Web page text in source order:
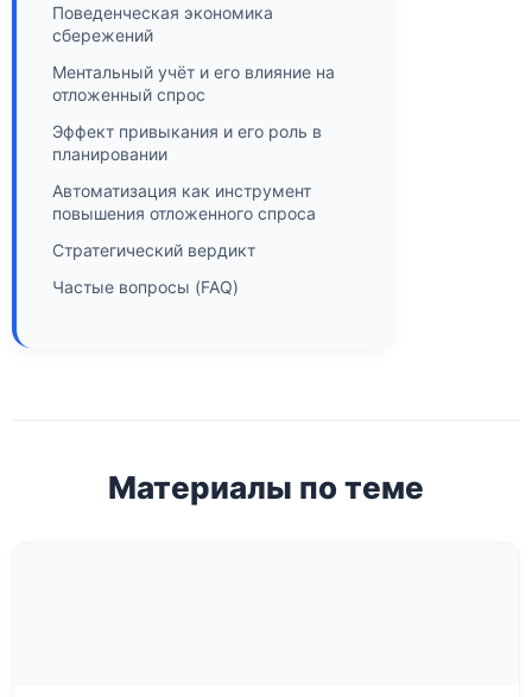
Поведенческая экономика
сбережений
Ментальный учёт и его влияние на
отложенный спрос
Эффект привыкания и его роль в
планировании
Автоматизация как инструмент
повышения отложенного спроса
Стратегический вердикт
Частые вопросы (FAQ)
Материалы по теме